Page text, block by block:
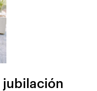
jubilación